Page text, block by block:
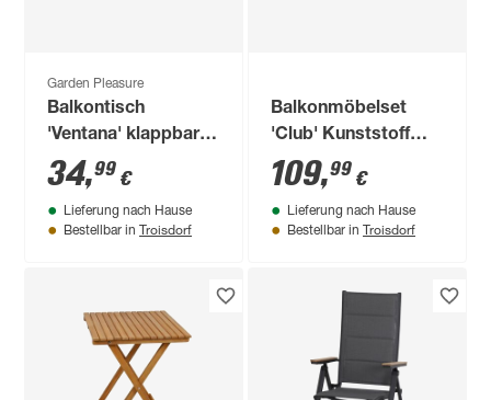
Garden Pleasure
Balkontisch
'Ventana' klappbar
Stahl 60 x 64 x 73
cm
34,99 €
Lieferung nach Hause
Bestellbar in Troisdorf
Balkonmöbelset
'Club' Kunststoff
anthrazit 3-teilig
109,99 €
Lieferung nach Hause
Bestellbar in Troisdorf